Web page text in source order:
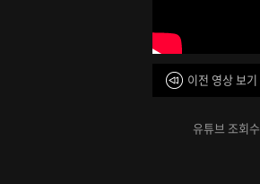
이전 영상 보기
유튜브 조회수